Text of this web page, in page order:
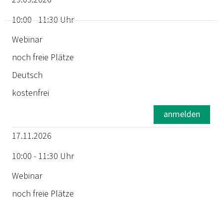
Termin
Dauer
Ort
Sprache
10:00 - 11:30 Uhr
Webinar
noch freie Plätze
Deutsch
kostenfrei
anmelden
17.11.2026
10:00 - 11:30 Uhr
Webinar
noch freie Plätze